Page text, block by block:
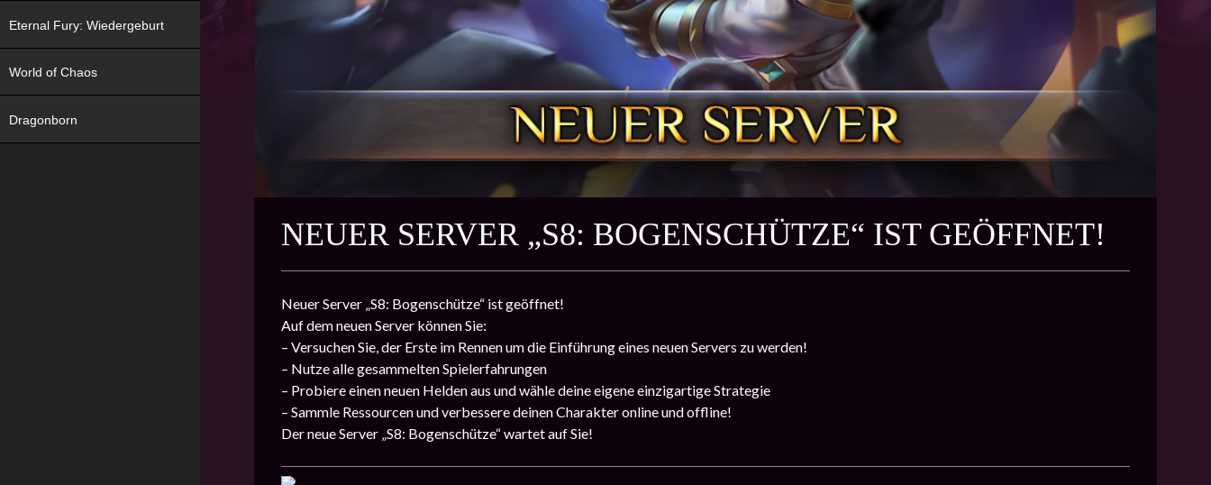
NEUER SERVER „S8: BOGENSCHÜTZE“ IST GEÖFFNET!
Neuer Server „S8: Bogenschütze“ ist geöffnet!
Auf dem neuen Server können Sie:
– Versuchen Sie, der Erste im Rennen um die Einführung eines neuen Servers zu werden!
– Nutze alle gesammelten Spielerfahrungen
– Probiere einen neuen Helden aus und wähle deine eigene einzigartige Strategie
– Sammle Ressourcen und verbessere deinen Charakter online und offline!
Der neue Server „S8: Bogenschütze“ wartet auf Sie!
Eternal Fury: Wiedergeburt
World of Chaos
Dragonborn